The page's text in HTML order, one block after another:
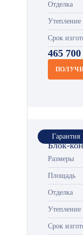
Отделка
Утепление
Срок
465
Гарантия
Блок-
Размеры
Площадь
Отделка
Утепление
Срок